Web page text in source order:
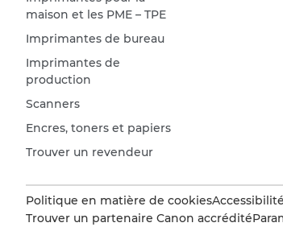
maison et les PME – TPE
Imprimantes de bureau
Imprimantes de
production
Scanners
Encres, toners et papiers
Trouver un revendeur
Politique en matière de cookiesAccessibilité
Trouver un partenaire Canon accrédité